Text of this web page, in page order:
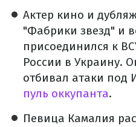
Актер кино и
"Фабрики звезд" и
присоединился к
России в Украину.
отбивал атаки под
пуль оккупанта.
Певица Камалия